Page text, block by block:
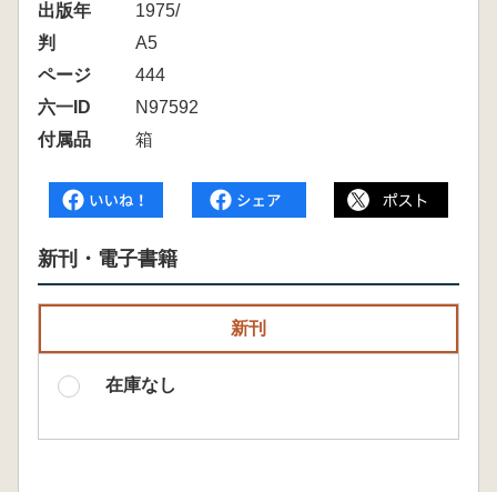
出版年
1975/
判
A5
ページ
444
六一ID
N97592
付属品
箱
新刊・電子書籍
新刊
在庫なし